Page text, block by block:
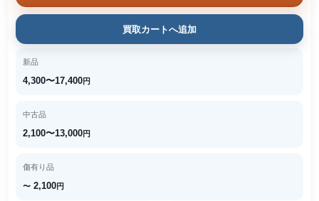
買取カートへ追加
新品
4,300〜17,400円
中古品
2,100〜13,000円
傷有り品
〜 2,100円